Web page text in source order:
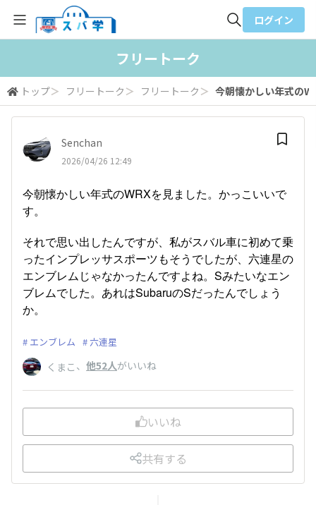
検索
ログイン
フリートーク
トップ＞ フリートーク ＞ フリートーク ＞ 今朝懐かしい年式の
Senchan
2026/04/26 12:49
今朝懐かしい年式のWRXを見ました。かっこいいで
す。
それで思い出したんですが、私がスバル車に初めて乗
ったインプレッサスポーツもそうでしたが、六連星の
エンブレムじゃなかったんですよね。Sみたいなエン
ブレムでした。あれはSubaruのSだったんでしょう
か。
エンブレム 六連星
くまこ 、 他52人がいいね
いいね
共有する